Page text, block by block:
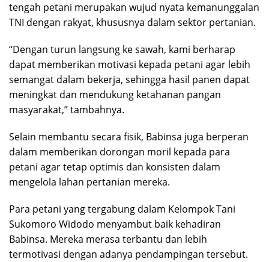
tengah petani merupakan wujud nyata kemanunggalan
TNI dengan rakyat, khususnya dalam sektor pertanian.
“Dengan turun langsung ke sawah, kami berharap
dapat memberikan motivasi kepada petani agar lebih
semangat dalam bekerja, sehingga hasil panen dapat
meningkat dan mendukung ketahanan pangan
masyarakat,” tambahnya.
Selain membantu secara fisik, Babinsa juga berperan
dalam memberikan dorongan moril kepada para
petani agar tetap optimis dan konsisten dalam
mengelola lahan pertanian mereka.
Para petani yang tergabung dalam Kelompok Tani
Sukomoro Widodo menyambut baik kehadiran
Babinsa. Mereka merasa terbantu dan lebih
termotivasi dengan adanya pendampingan tersebut.